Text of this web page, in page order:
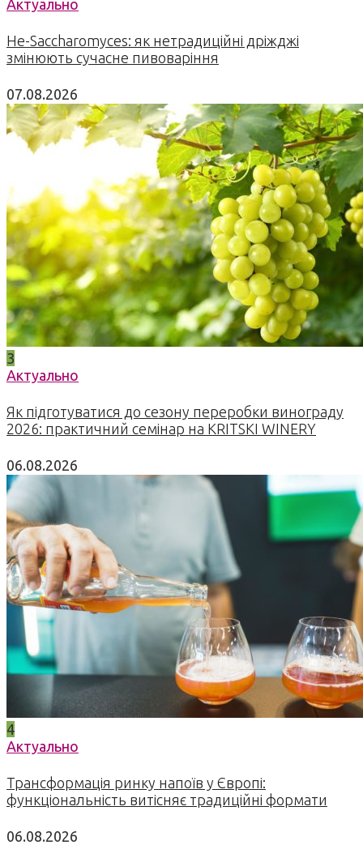
Актуально
Не-Saccharomyces: як нетрадиційні дріжджі
змінюють сучасне пивоваріння
07.08.2026
3
Актуально
Як підготуватися до сезону переробки винограду
2026: практичний семінар на KRITSKI WINERY
06.08.2026
4
Актуально
Трансформація ринку напоїв у Європі:
функціональність витісняє традиційні формати
06.08.2026